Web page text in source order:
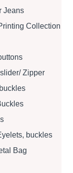
Jeans
Collection
Zipper
buckles
Bag